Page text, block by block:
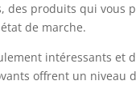
produits qui
de marche.
intéressants
offrent un